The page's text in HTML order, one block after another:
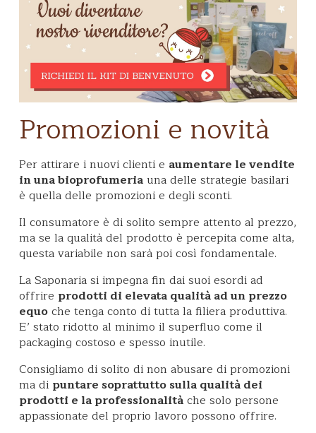
Promozioni e novità
Per attirare i nuovi clienti e aumentare le vendite
in una bioprofumeriauna delle strategie basilari
è quella delle promozioni e degli sconti.
Il consumatore è di solito sempre attento al prezzo,
ma se la qualità del prodotto è percepita come alta,
questa variabile non sarà poi così fondamentale.
La Saponaria si impegna fin dai suoi esordi ad
offrire prodotti di elevata qualità ad un prezzo
equoche tenga conto di tutta la filiera produttiva.
E’ stato ridotto al minimo il superfluo come il
packaging costoso e spesso inutile.
Consigliamo di solito di non abusare di promozioni
ma di puntare soprattutto sulla qualità dei
prodotti e la professionalitàche solo persone
appassionate del proprio lavoro possono offrire.